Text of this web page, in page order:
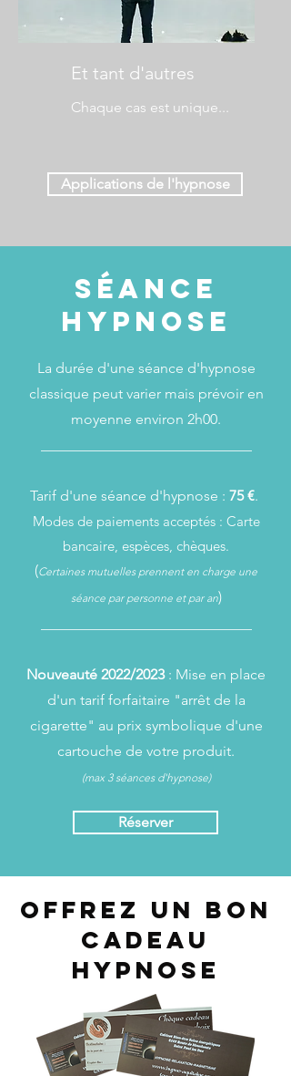
Et tant d'autres
Chaque cas est unique...
Applications de l'hypnose
séance
Hypnose
La durée d'une séance d'hypnose
classique peut varier mais prévoir en
moyenne environ 2h00.
Tarif d'une séance d'hypnose : 75 €.
Modes de paiements acceptés : Carte
bancaire, espèces, chèques.
(Certaines mutuelles prennent en charge une
séance par personne et par an)
Nouveauté 2022/2023: Mise en place
d'un tarif forfaitaire "arrêt de la
cigarette" au prixsymbolique d'une
cartouche de votre produit.
(max 3 séances d'hypnose)
Réserver
Offrez un bon
cadeau
hypnose